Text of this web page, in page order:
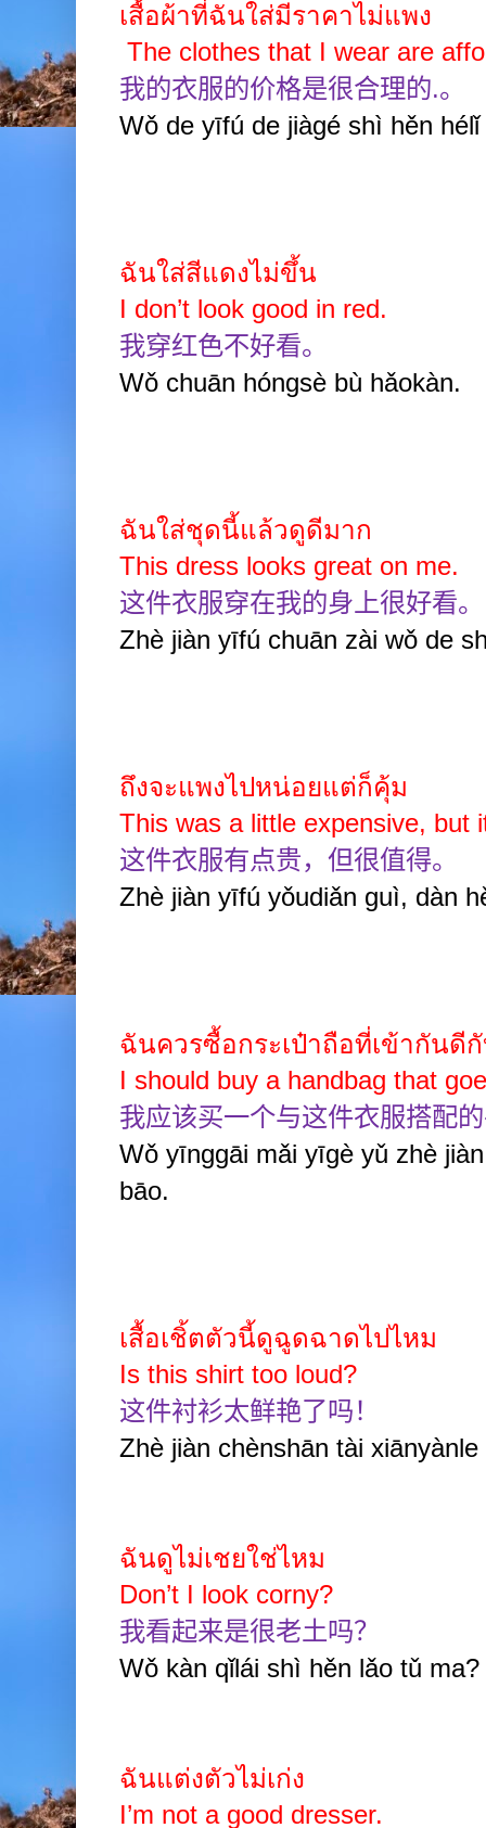
เสื้อผ้าที่ฉันใส่มีราคาไม่แพง
The clothes that I wear are
我的衣服的价格是很合理的.。
Wǒ de yīfú de jiàgé shì hěn hélǐ
ฉันใส่สีแดงไม่ขึ้น
I don’t look good in red.
我穿红色不好看。
Wǒ chuān hóngsè bù hǎokàn.
ฉันใส่ชุดนี้แล้วดูดีมาก
This dress looks great on me.
这件衣服穿在我的身上很好看。
Zhè jiàn yīfú chuān zài wǒ de
ถึงจะแพงไปหน่อยแต่ก็คุ้ม
This was a little expensive, but
这件衣服有点贵，但很值得。
Zhè jiàn yīfú yǒudiǎn guì, dàn
ฉันควรซื้อกระเป๋าถือที่เข้ากันดี
I should buy a handbag that
我应该买一个与这件衣服搭配
Wǒ yīnggāi mǎi yīgè yǔ zhè
bāo.
เสื้อเชิ้ตตัวนี้ดูฉูดฉาดไปไหม
Is this shirt too loud?
这件衬衫太鲜艳了吗！
Zhè jiàn chènshān tài xiānyànle
ฉันดูไม่เชยใช่ไหม
Don’t I look corny?
我看起来是很老土吗？
Wǒ kàn qǐlái shì hěn lǎo tǔ ma?
ฉันแต่งตัวไม่เก่ง
I’m not a good dresser.